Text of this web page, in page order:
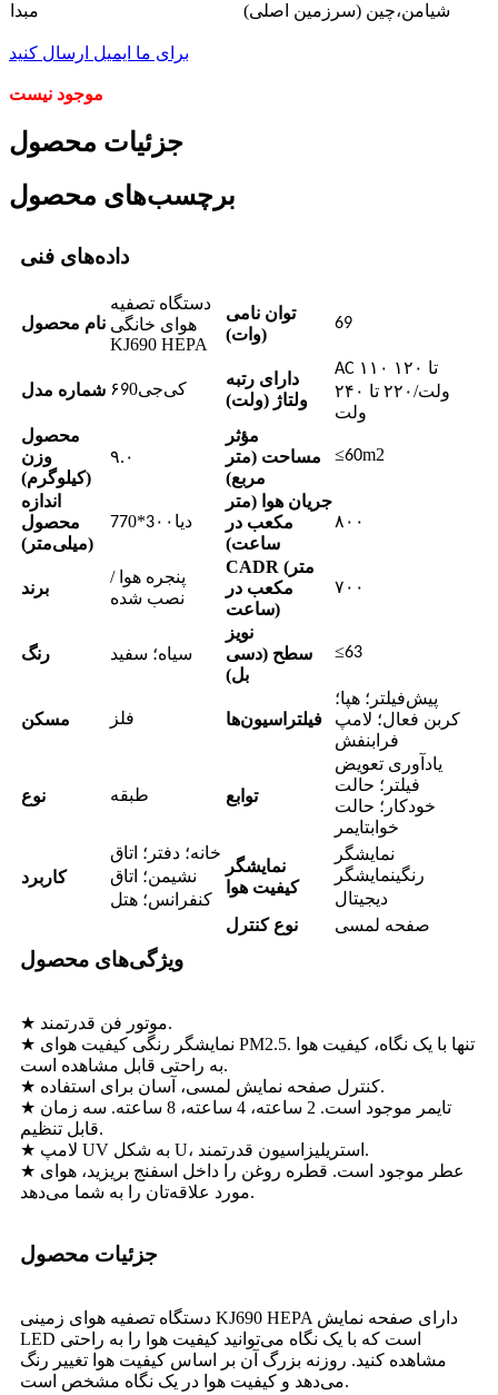
مبدا
شیامن،چین (سرزمین اصلی)
برای ما ایمیل ارسال کنید
موجود نیست
جزئیات محصول
برچسب‌های محصول
داده‌های فنی
نام محصول
دستگاه تصفیه
هوای خانگی
KJ690 HEPA
توان نامی
(وات)
69
شماره مدل کی‌جی۶ 90
دارای رتبه
ولتاژ (ولت)
AC ۱۱۰ تا ۱۲۰
ولت/۲۲۰ تا ۲۴۰
ولت
محصول
وزن
(کیلوگرم)
۹.۰
مؤثر
مساحت (متر
مربع)
≤60m2
اندازه
محصول
(میلی‌متر)
دیا 3۰۰* 770
جریان هوا (متر
مکعب در
ساعت)
۸۰۰
برند
پنجره هوا /
نصب شده
CADR (متر
مکعب در
ساعت)
۷۰۰
رنگ سیاه؛ سفید
نویز
سطح (دسی
بل)
≤63
مسکن فلز فیلتراسیون‌ها
پیش‌فیلتر؛ هپا؛
کربن فعال؛ لامپ
فرابنفش
نوع طبقه توابع
یادآوری تعویض
فیلتر؛ حالت
خودکار؛ حالت
خوابتایمر
کاربرد
خانه؛ دفتر؛ اتاق
نشیمن؛ اتاق
کنفرانس؛ هتل
نمایشگر
کیفیت هوا
نمایشگر
رنگینمایشگر
دیجیتال
نوع کنترل صفحه لمسی
ویژگی‌های محصول
★ موتور فن قدرتمند.
★ نمایشگر رنگی کیفیت هوای PM2.5. تنها با یک نگاه، کیفیت هوا
به راحتی قابل مشاهده است.
★ کنترل صفحه نمایش لمسی، آسان برای استفاده.
★ تایمر موجود است. 2 ساعته، 4 ساعته، 8 ساعته. سه زمان
قابل تنظیم.
★ لامپ UV به شکل U، استریلیزاسیون قدرتمند.
★ عطر موجود است. قطره روغن را داخل اسفنج بریزید، هوای
مورد علاقه‌تان را به شما می‌دهد.
جزئیات محصول
دستگاه تصفیه هوای زمینی KJ690 HEPA دارای صفحه نمایش
LED است که با یک نگاه می‌توانید کیفیت هوا را به راحتی
مشاهده کنید. روزنه بزرگ آن بر اساس کیفیت هوا تغییر رنگ
می‌دهد و کیفیت هوا در یک نگاه مشخص است.